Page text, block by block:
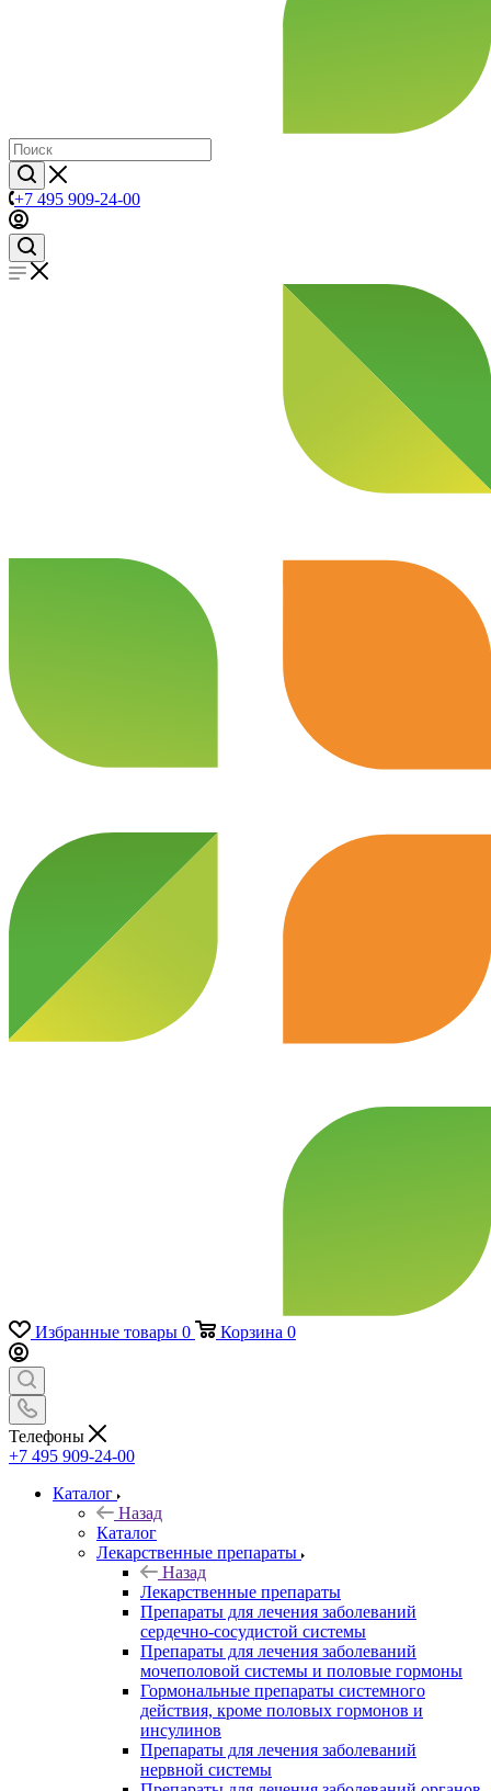
+7 495 909-24-00
Избранные товары 0 Корзина 0
Телефоны
+7 495 909-24-00
Каталог
Назад
Каталог
Лекарственные препараты
Назад
Лекарственные препараты
Препараты для лечения заболеваний
сердечно-сосудистой системы
Препараты для лечения заболеваний
мочеполовой системы и половые гормоны
Гормональные препараты системного
действия, кроме половых гормонов и
инсулинов
Препараты для лечения заболеваний
нервной системы